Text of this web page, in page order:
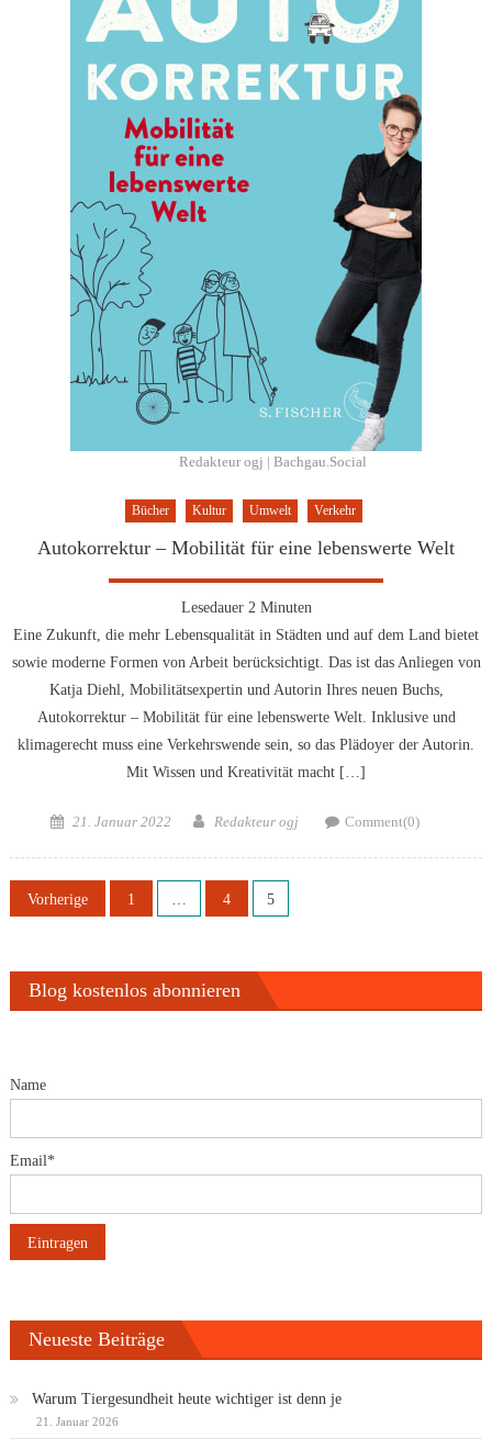
Redakteur ogj | Bachgau.Social
Bücher Kultur Umwelt Verkehr
Autokorrektur – Mobilität für eine lebenswerte Welt
Lesedauer 2 Minuten
Eine Zukunft, die mehr Lebensqualität in Städten und auf dem Land bietet
sowie moderne Formen von Arbeit berücksichtigt. Das ist das Anliegen von
Katja Diehl, Mobilitätsexpertin und Autorin Ihres neuen Buchs,
Autokorrektur – Mobilität für eine lebenswerte Welt. Inklusive und
klimagerecht muss eine Verkehrswende sein, so das Plädoyer der Autorin.
Mit Wissen und Kreativität macht […]
Posted
21. Januar 2022 Author
Redakteur ogj Comment(0)
Seitennummerierung
Beiträge
Vorherige 1 4 5
Blog kostenlos abonnieren
Name
Email*
Neueste Beiträge
Warum Tiergesundheit heute wichtiger ist denn je
21. Januar 2026